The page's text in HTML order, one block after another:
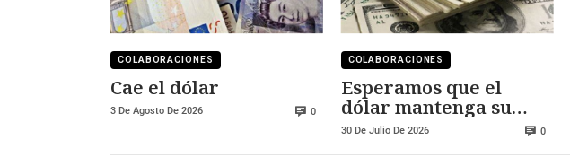
COLABORACIONES
Cae el dólar
3 De Agosto De 2026 0
COLABORACIONES
Esperamos que el
dólar mantenga su
fortaleza frente al
30 De Julio De 2026 0